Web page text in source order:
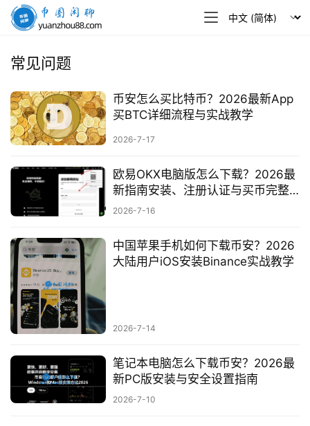
币
聊
币
百
科
常见问题
币安怎么买比特币？2026最新App
买BTC详细流程与实战教学
2026-7-17
欧易OKX电脑版怎么下载？2026最
新指南安装、注册认证与买币完整
教程
2026-7-16
中国苹果手机如何下载币安？2026
大陆用户iOS安装Binance实战教学
2026-7-14
笔记本电脑怎么下载币安？2026最
新PC版安装与安全设置指南
2026-7-10